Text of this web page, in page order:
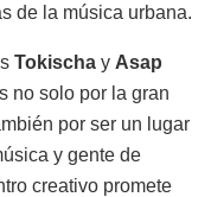
de la música urbana.
Tokischa y Asap
no solo por la gran
por ser un lugar
y gente de
creativo promete